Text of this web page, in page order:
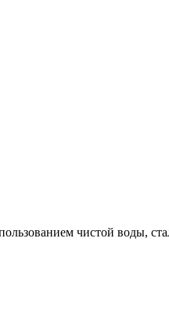
чистой воды,